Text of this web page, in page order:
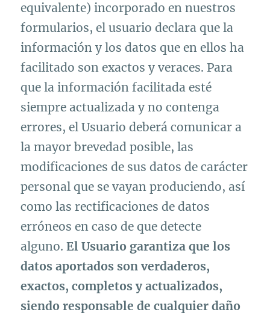
equivalente) incorporado en nuestros
formularios, el usuario declara que la
información y los datos que en ellos ha
facilitado son exactos y veraces. Para
que la información facilitada esté
siempre actualizada y no contenga
errores, el Usuario deberá comunicar a
la mayor brevedad posible, las
modificaciones de sus datos de carácter
personal que se vayan produciendo, así
como las rectificaciones de datos
erróneos en caso de que detecte
alguno.El Usuario garantiza que los
datos aportados son verdaderos,
exactos, completos y actualizados,
siendo responsable de cualquier daño